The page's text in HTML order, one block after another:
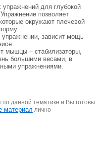
для глубокой
позволяет
окружают плечевой
зависит мощь
мышцы – стабилизаторы,
большими весами, в
упражнениями.
данной тематике и Вы готовы
материал лично